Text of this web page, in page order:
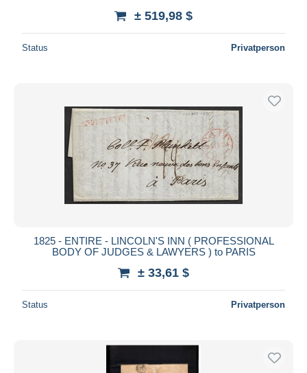
± 519,98 $
Status Privatperson
1825 - ENTIRE - LINCOLN'S INN ( PROFESSIONAL
BODY OF JUDGES & LAWYERS ) to PARIS
± 33,61 $
Status Privatperson